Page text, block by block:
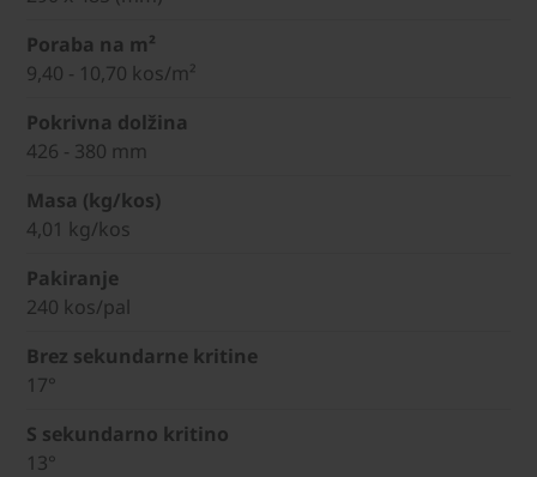
Poraba na m²
9,40 - 10,70 kos/m²
Pokrivna dolžina
426 - 380 mm
Masa (kg/kos)
4,01 kg/kos
Pakiranje
240 kos/pal
Brez sekundarne kritine
17°
S sekundarno kritino
13°